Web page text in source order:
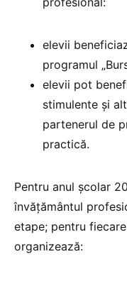
elevii
programul
elevii pot
stimulente şi
partenerul de
practică.
Pentru anul şcolar
învăţământul
etape; pentru
organizează: